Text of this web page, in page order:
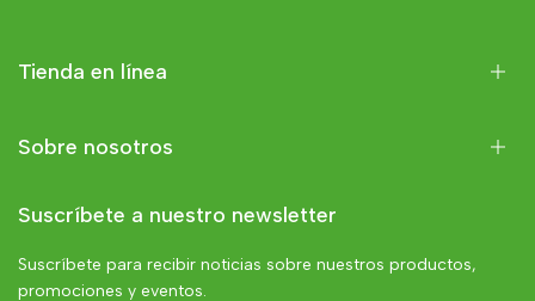
Tienda en línea
Sobre nosotros
Suscríbete a nuestro newsletter
Suscríbete para recibir noticias sobre nuestros productos,
promociones y eventos.